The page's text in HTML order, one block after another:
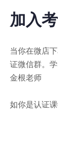
加入
当你在微店
证微信群。
金根老师
如你是认证